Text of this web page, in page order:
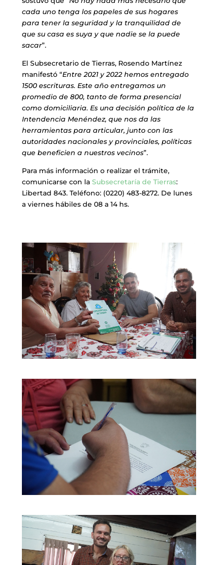
cada uno tenga los papeles de sus hogares
para tener la seguridad y la tranquilidad de
que su casa es suya y que nadie se la puede
sacar”.
El Subsecretario de Tierras, Rosendo Martínez
manifestó “Entre 2021 y 2022 hemos entregado
1500 escrituras. Este año entregamos un
promedio de 800, tanto de forma presencial
como domiciliaria. Es una decisión política de la
Intendencia Menéndez, que nos da las
herramientas para articular, junto con las
autoridades nacionales y provinciales, políticas
que beneficien a nuestros vecinos”.
Para más información o realizar el trámite,
comunicarse con la Subsecretaría de Tierras:
Libertad 843. Teléfono: (0220) 483-8272. De lunes
a viernes hábiles de 08 a 14 hs.